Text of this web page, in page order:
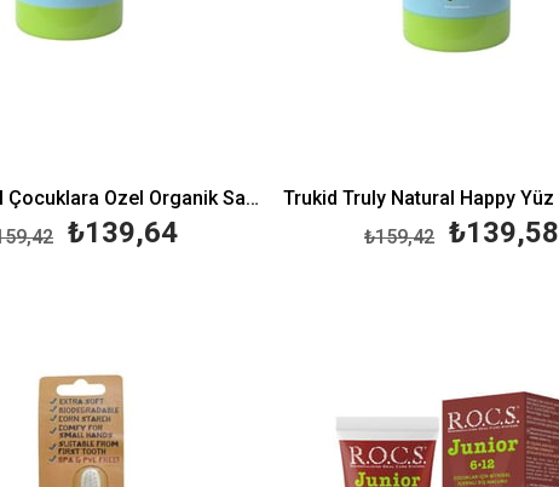
Trukid Cool Çocuklara Özel Organik Saç Kremi 236 ml
₺139,64 ₺139,58
₺159,42